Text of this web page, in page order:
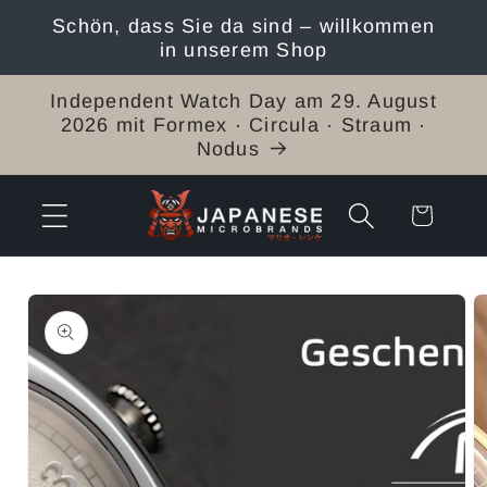
zum
Schön, dass Sie da sind – willkommen
in unserem Shop
Independent Watch Day am 29. August
2026 mit Formex · Circula · Straum ·
Nodus
Warenkorb